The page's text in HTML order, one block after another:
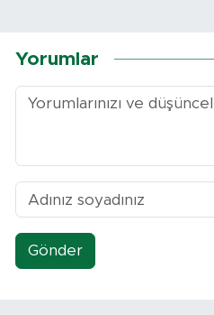
Yorumlar
Gönder